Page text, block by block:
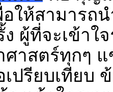
ให้สามารถ
ผู้ที่จะเข้าใ
ศาสตร์ทุกๆ
เปรียบเทียบ